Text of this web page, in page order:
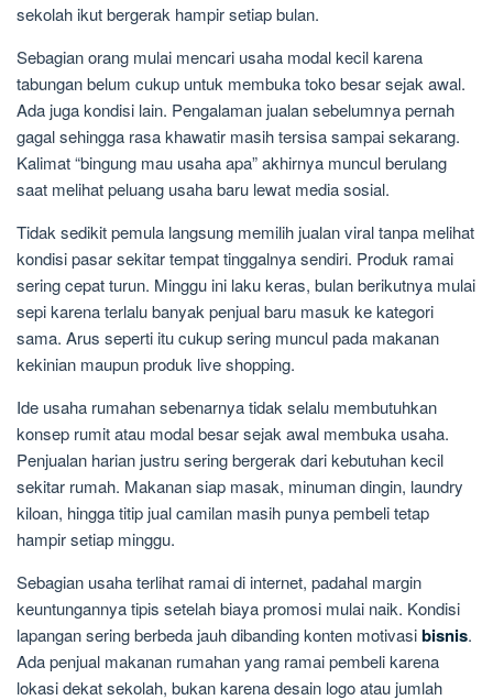
sekolah ikut bergerak hampir setiap bulan.
Sebagian orang mulai mencari usaha modal kecil karena
tabungan belum cukup untuk membuka toko besar sejak awal.
Ada juga kondisi lain. Pengalaman jualan sebelumnya pernah
gagal sehingga rasa khawatir masih tersisa sampai sekarang.
Kalimat “bingung mau usaha apa” akhirnya muncul berulang
saat melihat peluang usaha baru lewat media sosial.
Tidak sedikit pemula langsung memilih jualan viral tanpa melihat
kondisi pasar sekitar tempat tinggalnya sendiri. Produk ramai
sering cepat turun. Minggu ini laku keras, bulan berikutnya mulai
sepi karena terlalu banyak penjual baru masuk ke kategori
sama. Arus seperti itu cukup sering muncul pada makanan
kekinian maupun produk live shopping.
Ide usaha rumahan sebenarnya tidak selalu membutuhkan
konsep rumit atau modal besar sejak awal membuka usaha.
Penjualan harian justru sering bergerak dari kebutuhan kecil
sekitar rumah. Makanan siap masak, minuman dingin, laundry
kiloan, hingga titip jual camilan masih punya pembeli tetap
hampir setiap minggu.
Sebagian usaha terlihat ramai di internet, padahal margin
keuntungannya tipis setelah biaya promosi mulai naik. Kondisi
lapangan sering berbeda jauh dibanding konten motivasibisnis.
Ada penjual makanan rumahan yang ramai pembeli karena
lokasi dekat sekolah, bukan karena desain logo atau jumlah